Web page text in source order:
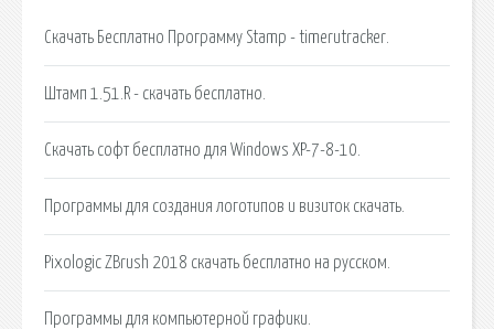
Скачать Бесплатно Программу Stamp - timerutracker.
Штамп 1.51.R - скачать бесплатно.
Скачать софт бесплатно для Windows XP-7-8-10.
Программы для создания логотипов и визиток скачать.
Pixologic ZBrush 2018 скачать бесплатно на русском.
Программы для компьютерной графики.